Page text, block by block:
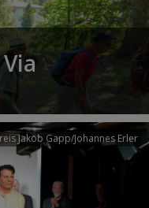
Jakob Gapp/Johannes Erler